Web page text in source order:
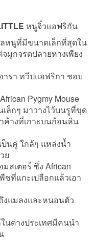
หนูจิ๋วแอฟริกัน
หนูที่มีขนาดเล็กที่สุดใน
มูกจรดปลายหางเพียง
รา ทวีปแอฟริกา ชอบ
Pygmy Mouse
ล็กๆ มาวางไว้บนรูที่ขุด
ค้างที่เกาะบนก้อนหิน
นคู่ ใกล้ๆ แหล่งน้ำ
ย
สเตอร์ ซึ่ง African
ชที่แกะเปลือกแล้วเอา
งแมลงและหนอนตัว
นต่างประเทศมีคนนำ